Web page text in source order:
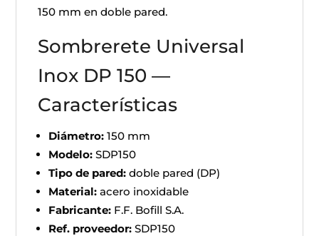
150 mm en doble pared.
Sombrerete Universal
Inox DP 150 —
Características
Diámetro: 150 mm
Modelo: SDP150
Tipo de pared: doble pared (DP)
Material: acero inoxidable
Fabricante: F.F. Bofill S.A.
Ref. proveedor: SDP150